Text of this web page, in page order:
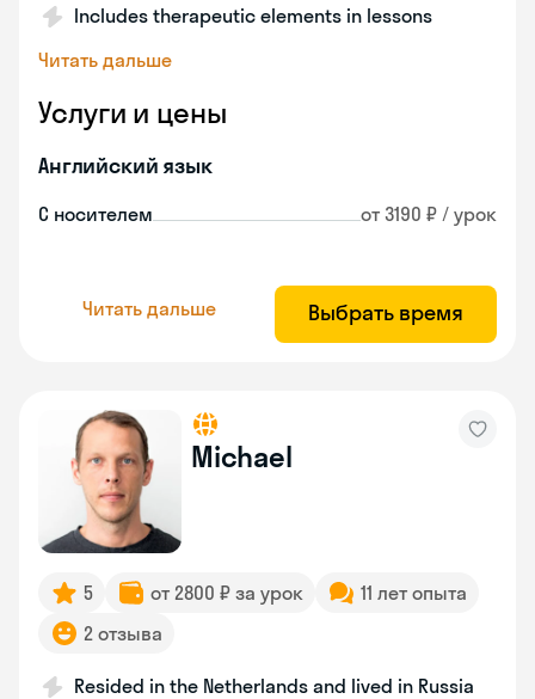
Includes therapeutic elements in lessons
Читать дальше
Услуги и цены
Английский язык
С носителем от 3190 ₽ / урок
Читать дальше Выбрать время
Michael
5 от 2800 ₽ за урок
11 лет опыта
2 отзыва
Resided in the Netherlands and lived in Russia